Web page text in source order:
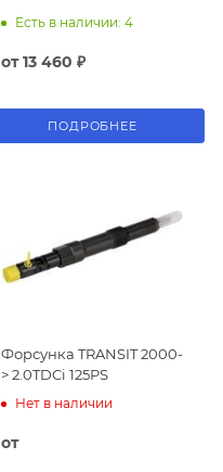
Есть в наличии: 4
от13 460 ₽
ПОДРОБНЕЕ
Форсунка TRANSIT 2000-
> 2.0TDCi 125PS
Нет в наличии
от